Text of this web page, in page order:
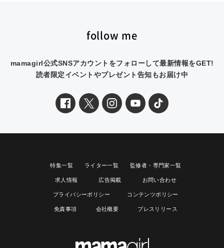
follow me
mamagirl公式SNSアカウントをフォローして最新情報をGET!
読者限定イベントやプレゼント告知もお届け中
特集一覧 ライター一覧 監修者・専門家一覧
求人情報 広告掲載 お問い合わせ
プライバシーポリシー コンテンツポリシー
免責事項 会社概要 プレスリリース